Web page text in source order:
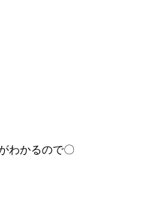
わかるので〇